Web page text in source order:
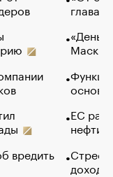
вредить
глава
Маск в
основ
ЕС
нефти